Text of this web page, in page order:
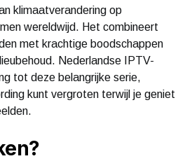
klimaatverandering op
wereldwijd. Het combineert
met krachtige boodschappen
Nederlandse IPTV-
tot deze belangrijke serie,
kunt vergroten terwijl je geniet